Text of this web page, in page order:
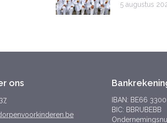
5 augustus
ons
IBAN: BE66
BIC: BBRUBEBB